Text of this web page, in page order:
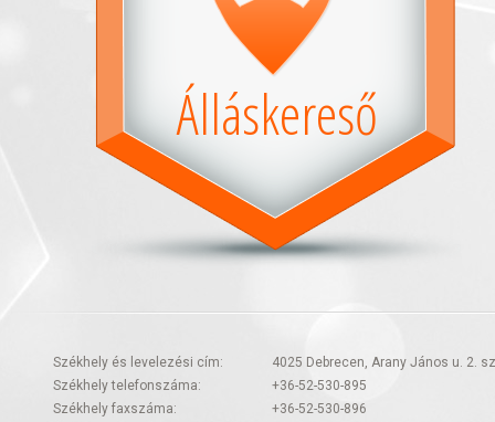
Álláskereső
Székhely és levelezési cím:
4025 Debrecen, Arany János u. 2.
Székhely telefonszáma:
+36-52-530-895
Székhely faxszáma:
+36-52-530-896